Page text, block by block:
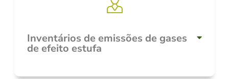
Inventários de emissões de gases
de efeito estufa